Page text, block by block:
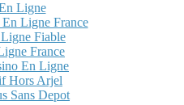
Ligne
Ligne France
Fiable
France
En Ligne
Hors Arjel
Sans Depot